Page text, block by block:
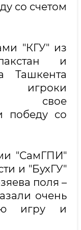
со счетом
"КГУ" из
и
Ташкента
свое
победу со
"СамГПИ"
и "БухГУ"
поля –
очень
игру и